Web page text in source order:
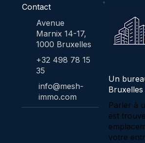
Contact
Avenue
Marnix 14-17,
1000 Bruxelles
+32 498 78 15
35
info@mesh-
immo.com
Un
Bruxelles
Parler à
est
votre